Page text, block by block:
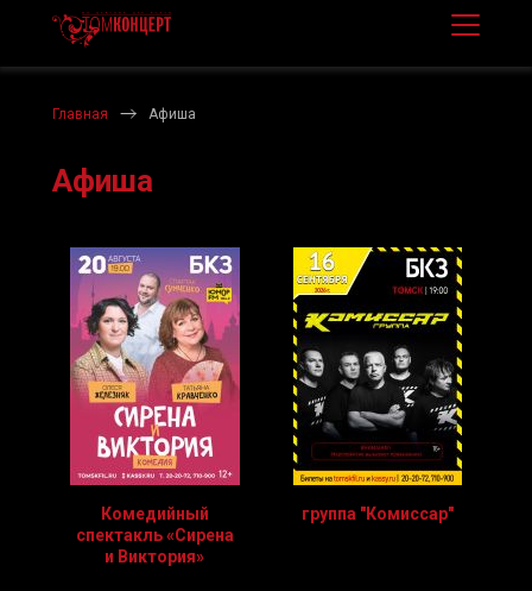
Главная Афиша
Афиша
Комедийный
спектакль «Сирена
и Виктория»
группа "Комиссар"